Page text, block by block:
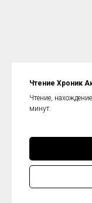
Чтение Хроник
Чтение,
минут.